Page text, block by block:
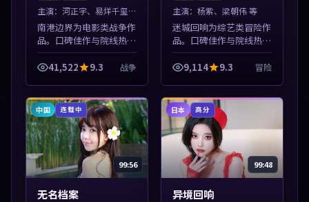
主演： 河正宇、易烊千玺
等
南港边界为电影类战争作
品。口碑佳作与院线热映
精选，高清免费在线资
源，多端适配随时观看。
得加入片单。
41,522 9.3 战争
主演： 杨紫、梁朝伟 等
迷城回响为综艺类冒险作
品。口碑佳作与院线热映
精选，高清免费在线资
源，多端适配随时观看。
得加入片单。
9,114 9.3 冒险
中国 连载中
99:56
无名档案
日本 高分
99:48
异境回响